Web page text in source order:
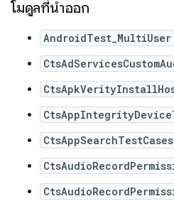
โมดูลที่นำออก
AndroidTest_MultiUser